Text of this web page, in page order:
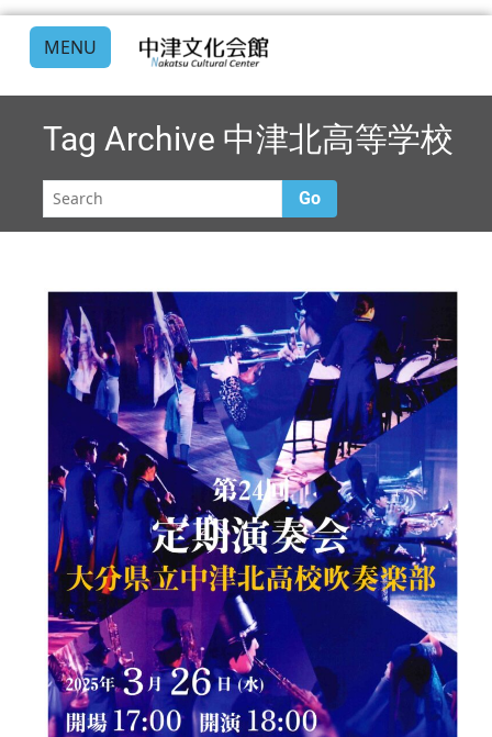
MENU
Tag Archive 中津北高等学校
Go